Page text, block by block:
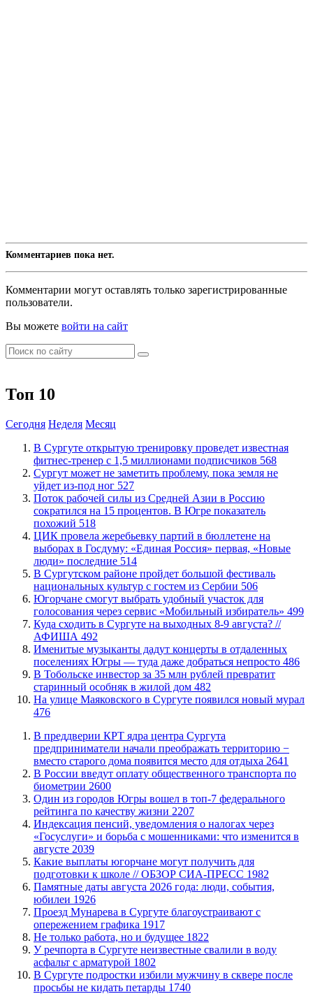
Комментариев пока нет.
Комментарии могут оставлять только зарегистрированные
пользователи.
Вы можете войти на сайт
Топ 10
Сегодня Неделя Месяц
В Сургуте открытую тренировку проведет известная
фитнес-тренер с 1,5 миллионами подписчиков 568
Сургут может не заметить проблему, пока земля не
уйдет из-под ног 527
Поток рабочей силы из Средней Азии в Россию
сократился на 15 процентов. В Югре показатель
похожий 518
ЦИК провела жеребьевку партий в бюллетене на
выборах в Госдуму: «Единая Россия» первая, «Новые
люди» последние 514
В Сургутском районе пройдет большой фестиваль
национальных культур с гостем из Сербии 506
Югорчане смогут выбрать удобный участок для
голосования через сервис «Мобильный избиратель» 499
​Куда сходить в Сургуте на выходных 8-9 августа? //
АФИША 492
Именитые музыканты дадут концерты в отдаленных
поселениях Югры — туда даже добраться непросто 486
В Тобольске инвестор за 35 млн рублей превратит
старинный особняк в жилой дом 482
​На улице Маяковского в Сургуте появился новый мурал
476
​В преддверии КРТ ядра центра Сургута
предприниматели начали преображать территорию −
вместо старого дома появится место для отдыха 2641
В России введут оплату общественного транспорта по
биометрии 2600
Один из городов Югры вошел в топ-7 федерального
рейтинга по качеству жизни 2207
​Индексация пенсий, уведомления о налогах через
«Госуслуги» и борьба с мошенниками: что изменится в
августе 2039
Какие выплаты югорчане могут получить для
подготовки к школе // ОБЗОР СИА-ПРЕСС 1982
​Памятные даты августа 2026 года: люди, события,
юбилеи 1926
​Проезд Мунарева в Сургуте благоустраивают с
опережением графика 1917
​Не только работа, но и будущее 1822
​У речпорта в Сургуте неизвестные свалили в воду
асфальт с арматурой 1802
В Сургуте подростки избили мужчину в сквере после
просьбы не кидать петарды 1740